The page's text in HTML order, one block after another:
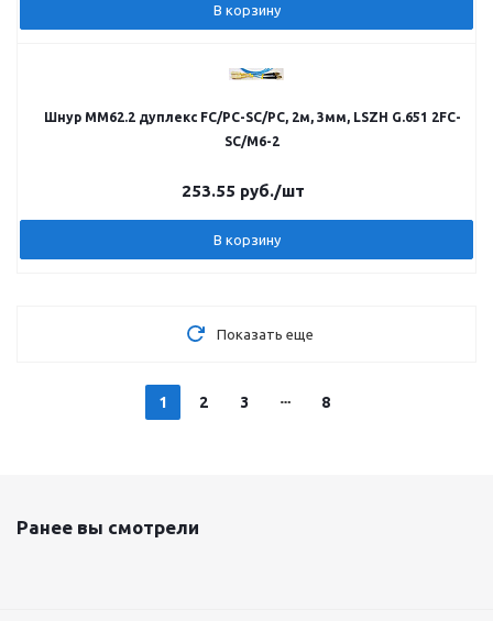
В корзину
Шнур MM62.2 дуплекс FC/PC-SC/PC, 2м, 3мм, LSZH G.651 2FC-
SC/M6-2
253.55 руб./шт
В корзину
Показать еще
1 2 3 8
Ранее вы смотрели